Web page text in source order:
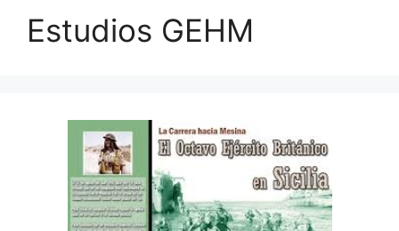
Estudios GEHM